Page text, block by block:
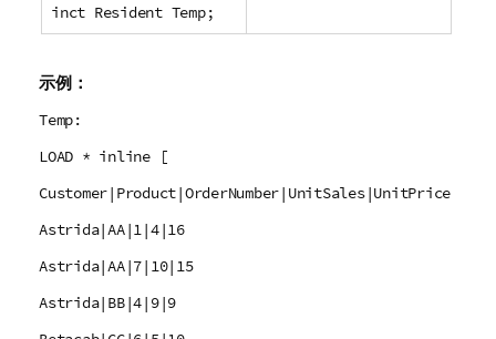
inct Resident Temp;
示例：
Temp:
LOAD * inline [
Customer|Product|OrderNumber|UnitSales|UnitPrice
Astrida|AA|1|4|16
Astrida|AA|7|10|15
Astrida|BB|4|9|9